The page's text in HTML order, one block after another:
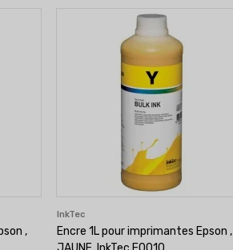
,
InkTec
Encre 1L pour imprimantes Epson ,